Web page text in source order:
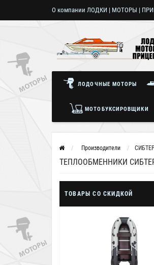
О компании ЛОДКИ | МОТОРЫ |
ЛОДОЧНЫЕ МОТОРЫ
МОТОБУКСИРОВЩИКИ
Производители
ТЕПЛООБМЕННИКИ
ТОВАРЫ СО СКИДКОЙ